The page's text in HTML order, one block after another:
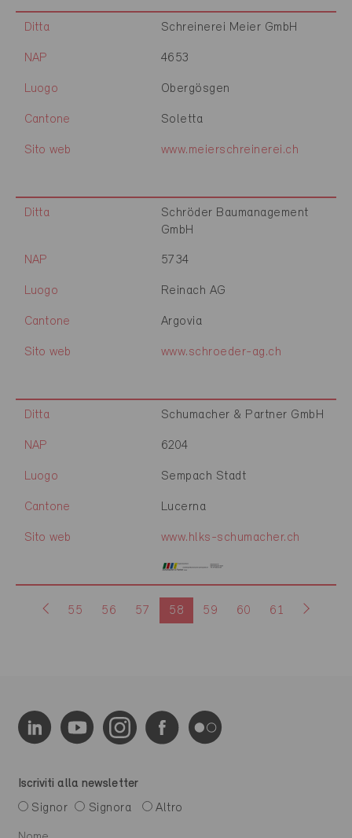
Ditta Schreinerei Meier GmbH
NAP 4653
Luogo Obergösgen
Cantone Soletta
Sito web www.meierschreinerei.ch
Ditta
Schröder Baumanagement
GmbH
NAP 5734
Luogo Reinach AG
Cantone Argovia
Sito web www.schroeder-ag.ch
Ditta Schumacher & Partner GmbH
NAP 6204
Luogo Sempach Stadt
Cantone Lucerna
Sito web www.hlks-schumacher.ch
55 56 57 58 59 60 61
Iscriviti alla newsletter
Signor
Signora Altro